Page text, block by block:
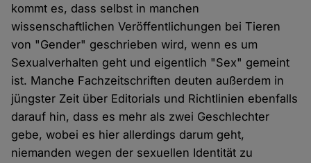
kommt es, dass selbst in manchen
wissenschaftlichen Veröffentlichungen bei Tieren
von "Gender" geschrieben wird, wenn es um
Sexualverhalten geht und eigentlich "Sex" gemeint
ist. Manche Fachzeitschriften deuten außerdem in
jüngster Zeit über Editorials und Richtlinien ebenfalls
darauf hin, dass es mehr als zwei Geschlechter
gebe, wobei es hier allerdings darum geht,
niemanden wegen der sexuellen Identität zu